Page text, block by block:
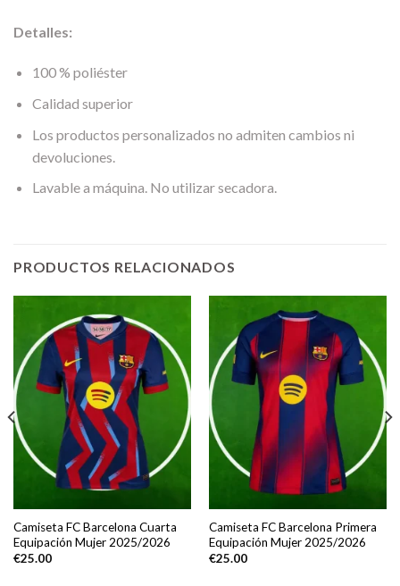
Detalles:
100 % poliéster
Calidad superior
Los productos personalizados no admiten cambios ni
devoluciones.
Lavable a máquina. No utilizar secadora.
PRODUCTOS RELACIONADOS
Camiseta FC Barcelona Cuarta
Equipación Mujer 2025/2026
€25.00
Camiseta FC Barcelona Primera
Equipación Mujer 2025/2026
€25.00